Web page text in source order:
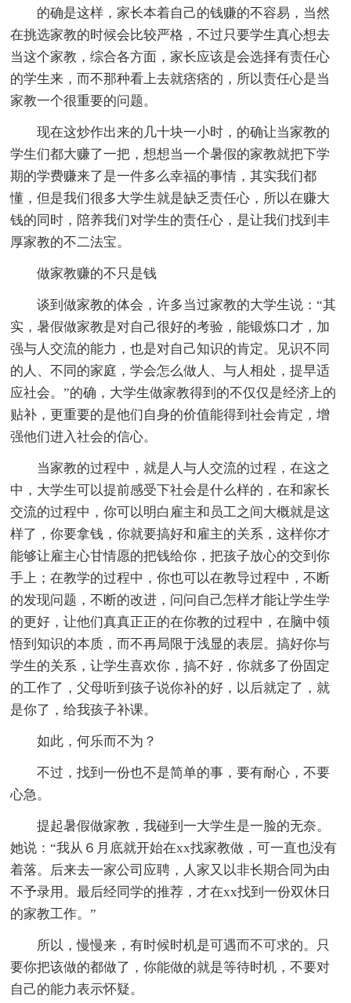
的确是这样，家长本着自己的钱赚的不容易，当然
在挑选家教的时候会比较严格，不过只要学生真心想去
当这个家教，综合各方面，家长应该是会选择有责任心
的学生来，而不那种看上去就痞痞的，所以责任心是当
家教一个很重要的问题。
现在这炒作出来的几十块一小时，的确让当家教的
学生们都大赚了一把，想想当一个暑假的家教就把下学
期的学费赚来了是一件多么幸福的事情，其实我们都
懂，但是我们很多大学生就是缺乏责任心，所以在赚大
钱的同时，陪养我们对学生的责任心，是让我们找到丰
厚家教的不二法宝。
做家教赚的不只是钱
谈到做家教的体会，许多当过家教的大学生说：“其
实，暑假做家教是对自己很好的考验，能锻炼口才，加
强与人交流的能力，也是对自己知识的肯定。见识不同
的人、不同的家庭，学会怎么做人、与人相处，提早适
应社会。”的确，大学生做家教得到的不仅仅是经济上的
贴补，更重要的是他们自身的价值能得到社会肯定，增
强他们进入社会的信心。
当家教的过程中，就是人与人交流的过程，在这之
中，大学生可以提前感受下社会是什么样的，在和家长
交流的过程中，你可以明白雇主和员工之间大概就是这
样了，你要拿钱，你就要搞好和雇主的关系，这样你才
能够让雇主心甘情愿的把钱给你，把孩子放心的交到你
手上；在教学的过程中，你也可以在教导过程中，不断
的发现问题，不断的改进，问问自己怎样才能让学生学
的更好，让他们真真正正的在你教的过程中，在脑中领
悟到知识的本质，而不再局限于浅显的表层。搞好你与
学生的关系，让学生喜欢你，搞不好，你就多了份固定
的工作了，父母听到孩子说你补的好，以后就定了，就
是你了，给我孩子补课。
如此，何乐而不为？
不过，找到一份也不是简单的事，要有耐心，不要
心急。
提起暑假做家教，我碰到一大学生是一脸的无奈。
她说：“我从６月底就开始在xx找家教做，可一直也没有
着落。后来去一家公司应聘，人家又以非长期合同为由
不予录用。最后经同学的推荐，才在xx找到一份双休日
的家教工作。”
所以，慢慢来，有时候时机是可遇而不可求的。只
要你把该做的都做了，你能做的就是等待时机，不要对
自己的能力表示怀疑。